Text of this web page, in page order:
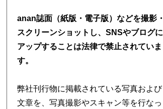
anan誌面（紙版・電子版）などを撮影・
スクリーンショットし、SNSやブログに
アップすることは法律で禁止されていま
す。
弊社刊行物に掲載されている写真および
文章を、写真撮影やスキャン等を行なっ